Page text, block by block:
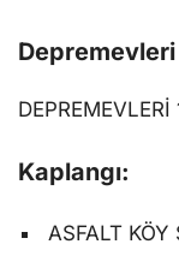
Kaplangı:
ASFALT KÖY